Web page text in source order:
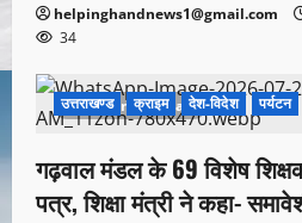
helpinghandnews1@gmail.com
34
1 minute read
उत्तराखण्ड क्राइम देश-विदेश पर्यटन
गढ़वाल मंडल के 69 विशेष
पत्र, शिक्षा मंत्री ने कहा-